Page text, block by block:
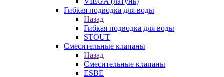
Гибкая подводка для воды
Назад
Гибкая подводка для воды
STOUT
Смесительные клапаны
Назад
Смесительные клапаны
ESBE